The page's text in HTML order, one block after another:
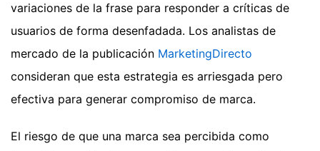
variaciones de la frase para responder a críticas de
usuarios de forma desenfadada. Los analistas de
mercado de la publicación MarketingDirecto
consideran que esta estrategia es arriesgada pero
efectiva para generar compromiso de marca.
El riesgo de que una marca sea percibida como